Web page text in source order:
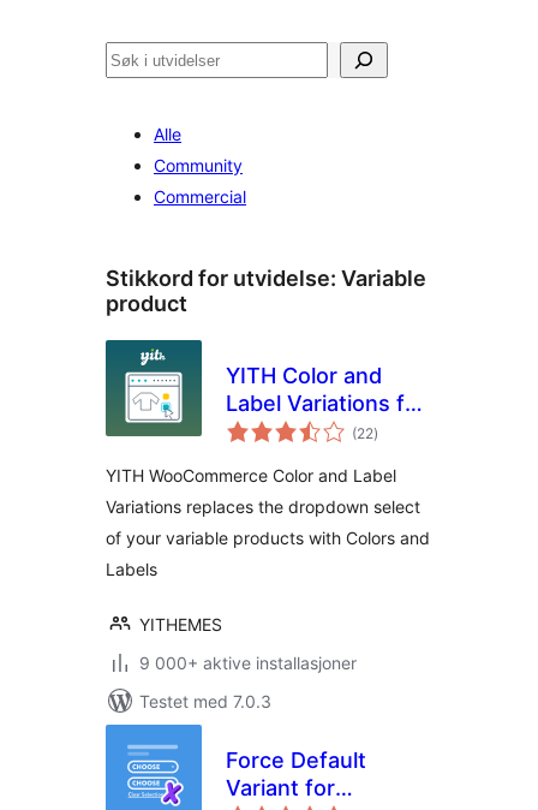
Søk
Alle
Community
Commercial
Stikkord for utvidelse: Variable
product
YITH Color and
Label Variations for
WooCommerce
(22totale
vurderinger
)
YITH WooCommerce Color and Label
Variations replaces the dropdown select
of your variable products with Colors and
Labels
YITHEMES
9 000+ aktive installasjoner
Testet med 7.0.3
Force Default
Variant for